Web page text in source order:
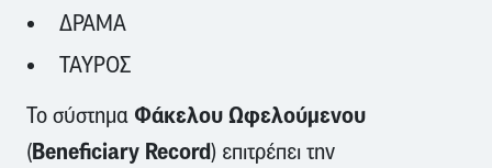
ΔΡΑΜΑ
ΤΑΥΡΟΣ
Το σύστημα Φάκελου Ωφελούμενου
(Beneficiary Record) επιτρέπει την